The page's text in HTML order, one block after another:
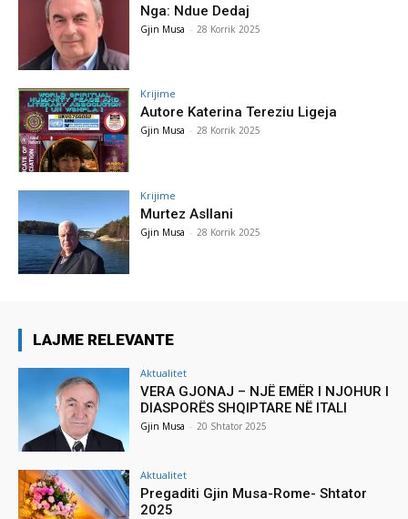
Nga: Ndue Dedaj
Gjin Musa - 28 Korrik 2025
Krijime
Autore Katerina Tereziu Ligeja
Gjin Musa - 28 Korrik 2025
Krijime
Murtez Asllani
Gjin Musa - 28 Korrik 2025
LAJME RELEVANTE
Aktualitet
VERA GJONAJ – NJË EMËR I NJOHUR I
DIASPORËS SHQIPTARE NË ITALI
Gjin Musa - 20 Shtator 2025
Aktualitet
Pregaditi Gjin Musa-Rome- Shtator
2025